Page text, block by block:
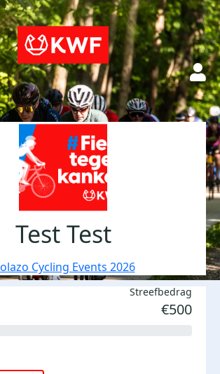
Test Test
Cycling Events 2026
Streefbedrag
€500